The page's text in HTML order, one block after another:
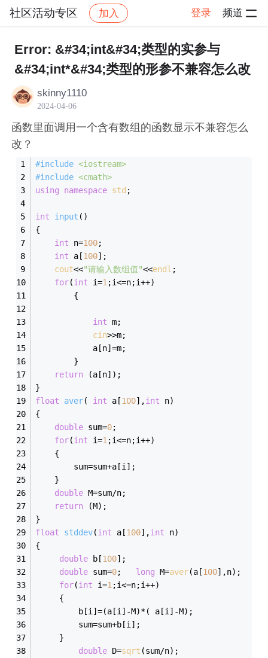
社区活动专区 加入 登录 频道
社区 社区活动专区 帖子详情
Error: &#34;int&#34;类型的实参与
&#34;int*&#34;类型的形参不兼容怎么改
skinny1110
2024-04-06
函数里面调用一个含有数组的函数显示不兼容怎么
改？
#include <iostream>
#include <cmath>
using
namespace std ;
int input ()
{
int n=100;
int a[100];
cout<<"请输入数组值"<<endl ;
for(int i=1 ;i<=n;i++)
		{
int m;
cin>>m;
			a[n]=m;
		}
return (a[n]);
}
float
aver( int a[100],int n)
{
double sum=0;
for(int i=1 ;i<=n;i++)
	{
		sum=sum+a[i];
	}
double M=sum/n;
return (M);
}
float
stddev(int a[100],int n)
{
double b[100];
double sum=0 long M=aver(a[100],n);
for(int i=1 ;i<=n;i++)
	 {
		 b[i]=(a[i]-M)*( a[i]-M);
		 sum=sum+b[i];
	 }
double D=sqrt (sum/n);